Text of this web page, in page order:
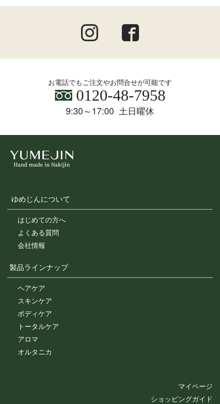
お電話でもご注文やお問合せが可能です
0120-48-7958
9:30～17:00 土日曜休
ゆめじんについて
はじめての方へ
よくある質問
会社情報
製品ラインナップ
ヘアケア
スキンケア
ボディケア
トータルケア
アロマ
オルタニカ
マイページ
ショッピングガイド